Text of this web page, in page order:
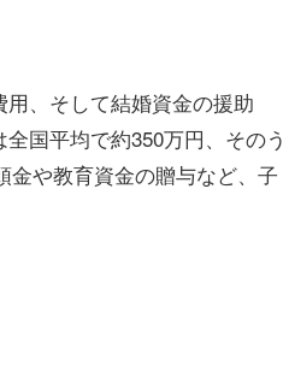
、そして結婚資金の援助
国平均で約350万円、そのう
金や教育資金の贈与など、子